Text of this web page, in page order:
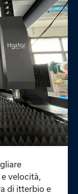
velocità,
di itterbio e